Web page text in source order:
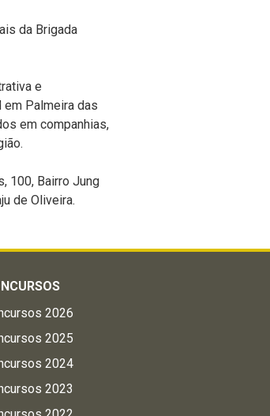
da Brigada
e
em Palmeira das
em companhias,
100, Bairro Jung
de Oliveira.
2026
2025
2024
2023